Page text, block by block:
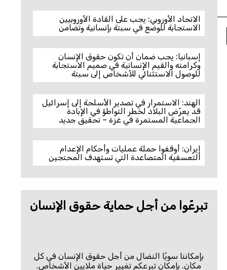
الاتحاد الأوروبي: يجب على القادة الأوروبيين
الاستجابة للوضع في سبتة بإنسانية وتضامن
إسبانيا: يجب ضمان أن تكون حقوق الإنسان
وكرامته والقيم الإنسانية في صميم الاستجابة
للوصول الاستثنائي للأشخاص إلى سبتة
الهند: الاستمرار في تصدير الأسلحة إلى إسرائيل
قد يعرّض البلاد لخطر التواطؤ في الإبادة
الجماعية المستمرة في غزة – تحقيق جديد
إيران: أوقفوا حملة عمليات وأحكام الإعدام
التعسفية المتصاعدة التي تستهدف المحتجين
تبرعّوا من أجل حماية حقوق الإنسان
بإمكاننا سويًا النضال من أجل حقوق الإنسان في كل
مكان. بإمكان تبرعكم تغيير حياة ملايين الأشخاص.